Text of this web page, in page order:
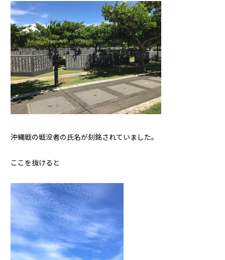
沖縄戦の戦没者の氏名が刻銘されていました。
ここを抜けると